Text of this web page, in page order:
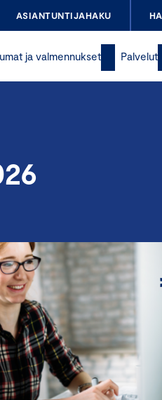
ASIANTUNTIJAHAKU
ja valmennukset Palvelut